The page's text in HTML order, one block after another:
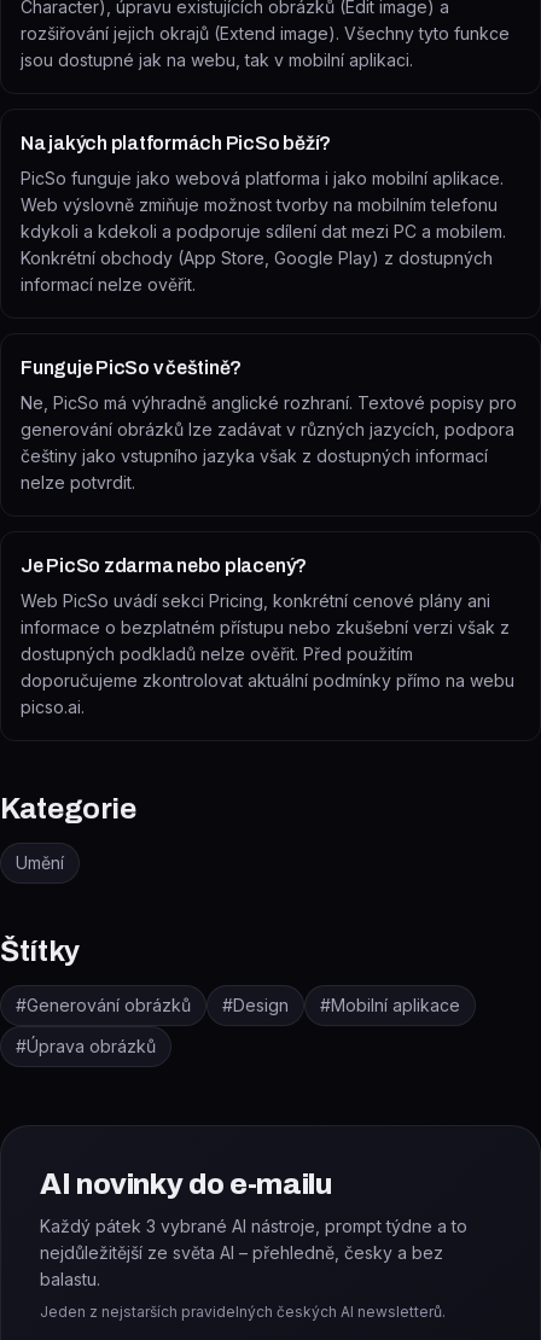
Character), úpravu existujících obrázků (Edit image) a
rozšiřování jejich okrajů (Extend image). Všechny tyto funkce
jsou dostupné jak na webu, tak v mobilní aplikaci.
Na jakých platformách PicSo běží?
PicSo funguje jako webová platforma i jako mobilní aplikace.
Web výslovně zmiňuje možnost tvorby na mobilním telefonu
kdykoli a kdekoli a podporuje sdílení dat mezi PC a mobilem.
Konkrétní obchody (App Store, Google Play) z dostupných
informací nelze ověřit.
Funguje PicSo v češtině?
Ne, PicSo má výhradně anglické rozhraní. Textové popisy pro
generování obrázků lze zadávat v různých jazycích, podpora
češtiny jako vstupního jazyka však z dostupných informací
nelze potvrdit.
Je PicSo zdarma nebo placený?
Web PicSo uvádí sekci Pricing, konkrétní cenové plány ani
informace o bezplatném přístupu nebo zkušební verzi však z
dostupných podkladů nelze ověřit. Před použitím
doporučujeme zkontrolovat aktuální podmínky přímo na webu
picso.ai.
Kategorie
Umění
Štítky
#Generování obrázků #Design #Mobilní aplikace
#Úprava obrázků
AI novinky do e-mailu
Každý pátek 3 vybrané AI nástroje, prompt týdne a to
nejdůležitější ze světa AI – přehledně, česky a bez
balastu.
Jeden z nejstarších pravidelných českých AI newsletterů.